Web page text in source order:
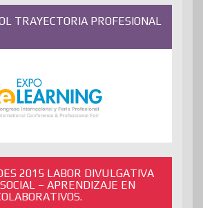
TRAYECTORIA PROFESIONAL
2015 LABOR DIVULGATIVA
– APRENDIZAJE EN